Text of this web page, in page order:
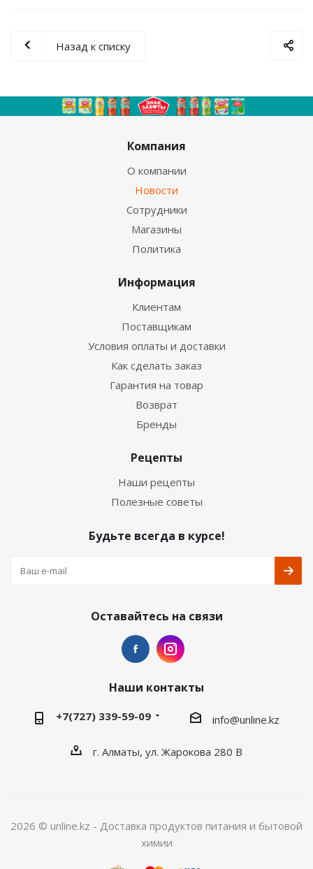
Назад к списку
Компания
О компании
Новости
Сотрудники
Магазины
Политика
Информация
Клиентам
Поставщикам
Условия оплаты и доставки
Как сделать заказ
Гарантия на товар
Возврат
Бренды
Рецепты
Наши рецепты
Полезные советы
Будьте всегда в курсе!
Оставайтесь на связи
Наши контакты
+7(727) 339-59-09 info@unline.kz
г. Алматы, ул. Жарокова 280 В
2026 © unline.kz - Доставка продуктов питания и бытовой
химии